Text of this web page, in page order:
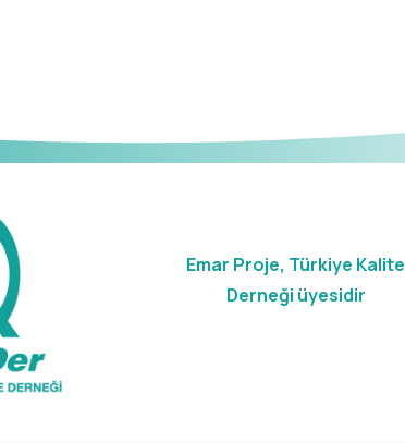
Emar Proje, Türkiye Kalite
Derneği üyesidir